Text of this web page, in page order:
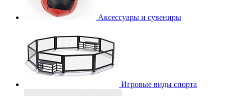
Аксессуары и сувениры
Игровые виды спорта